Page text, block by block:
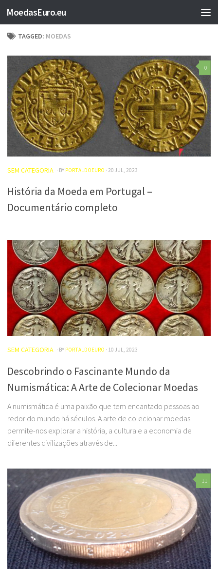
Skip to content
MoedasEuro.eu
TAGGED: MOEDAS
0
SEM CATEGORIA · BY PORTALDOEURO · 20 JUL, 2023
História da Moeda em Portugal –
Documentário completo
SEM CATEGORIA · BY PORTALDOEURO · 10 JUL, 2023
Descobrindo o Fascinante Mundo da
Numismática: A Arte de Colecionar Moedas
A numismática é uma paixão que tem encantado pessoas ao
redor do mundo há séculos. A arte de colecionar moedas
permite-nos explorar a história, a cultura e a economia de
diferentes civilizações através de...
11